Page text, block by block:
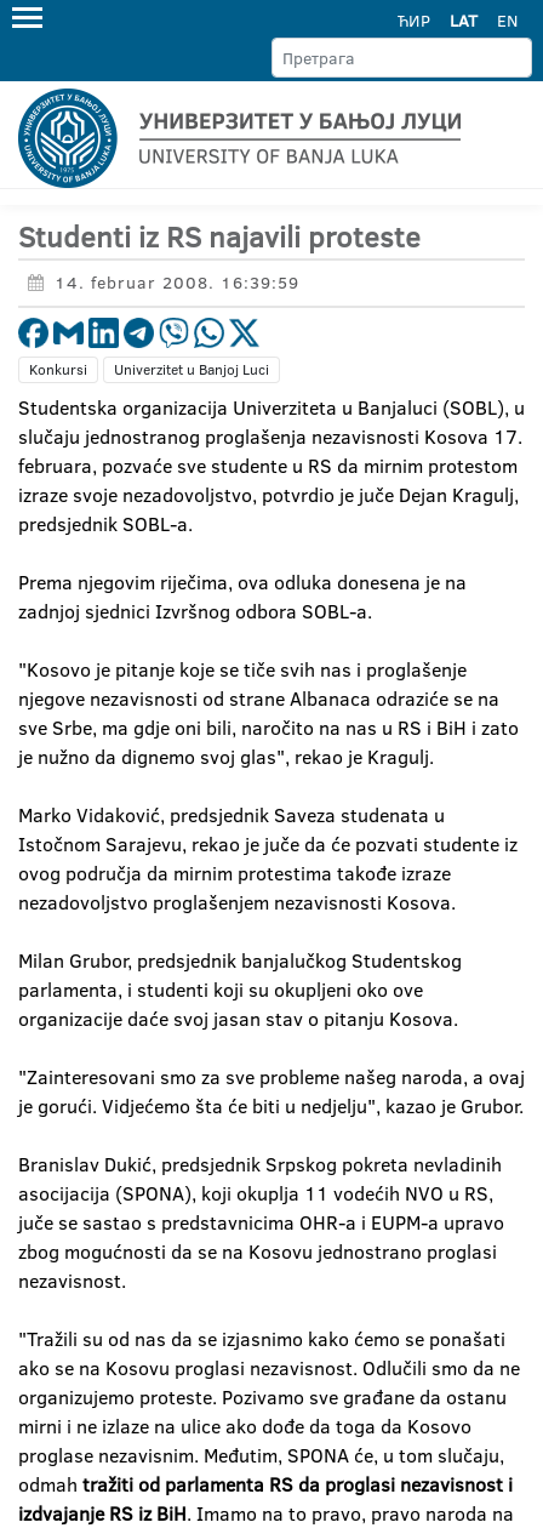
ЋИР LAT EN
Studenti iz RS najavili proteste
14. februar 2008. 16:39:59
Konkursi Univerzitet u Banjoj Luci
Studentska organizacija Univerziteta u Banjaluci (SOBL), u
slučaju jednostranog proglašenja nezavisnosti Kosova 17.
februara, pozvaće sve studente u RS da mirnim protestom
izraze svoje nezadovoljstvo, potvrdio je juče Dejan Kragulj,
predsjednik SOBL-a.
Prema njegovim riječima, ova odluka donesena je na
zadnjoj sjednici Izvršnog odbora SOBL-a.
"Kosovo je pitanje koje se tiče svih nas i proglašenje
njegove nezavisnosti od strane Albanaca odraziće se na
sve Srbe, ma gdje oni bili, naročito na nas u RS i BiH i zato
je nužno da dignemo svoj glas", rekao je Kragulj.
Marko Vidaković, predsjednik Saveza studenata u
Istočnom Sarajevu, rekao je juče da će pozvati studente iz
ovog područja da mirnim protestima takođe izraze
nezadovoljstvo proglašenjem nezavisnosti Kosova.
Milan Grubor, predsjednik banjalučkog Studentskog
parlamenta, i studenti koji su okupljeni oko ove
organizacije daće svoj jasan stav o pitanju Kosova.
"Zainteresovani smo za sve probleme našeg naroda, a ovaj
je gorući. Vidjećemo šta će biti u nedjelju", kazao je Grubor.
Branislav Dukić, predsjednik Srpskog pokreta nevladinih
asocijacija (SPONA), koji okuplja 11 vodećih NVO u RS,
juče se sastao s predstavnicima OHR-a i EUPM-a upravo
zbog mogućnosti da se na Kosovu jednostrano proglasi
nezavisnost.
"Tražili su od nas da se izjasnimo kako ćemo se ponašati
ako se na Kosovu proglasi nezavisnost. Odlučili smo da ne
organizujemo proteste. Pozivamo sve građane da ostanu
mirni i ne izlaze na ulice ako dođe da toga da Kosovo
proglase nezavisnim. Međutim, SPONA će, u tom slučaju,
odmah tražiti od parlamenta RS da proglasi nezavisnost i
izdvajanje RS iz BiH. Imamo na to pravo, pravo naroda na